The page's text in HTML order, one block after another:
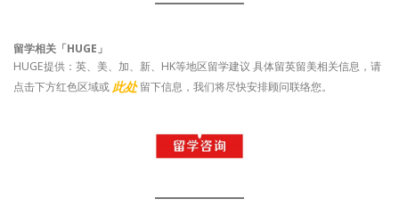
留学相关「HUGE」
HUGE提供：英、美、加、新、HK等地区留学建议 具体留英留美相关信息，请
点击下方红色区域或 此处 留下信息，我们将尽快安排顾问联络您。